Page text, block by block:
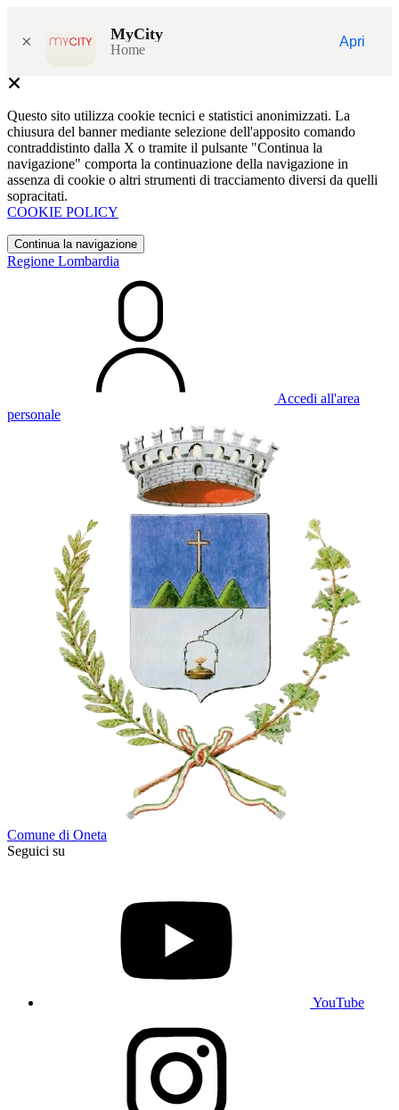
× MyCity
Home
Apri
Questo sito utilizza cookie tecnici e statistici anonimizzati. La
chiusura del banner mediante selezione dell'apposito comando
contraddistinto dalla X o tramite il pulsante "Continua la
navigazione" comporta la continuazione della navigazione in
assenza di cookie o altri strumenti di tracciamento diversi da quelli
sopracitati.
COOKIE POLICY
Continua la navigazione
Regione Lombardia
Accedi all'area
personale
Comune di Oneta
Seguici su
YouTube